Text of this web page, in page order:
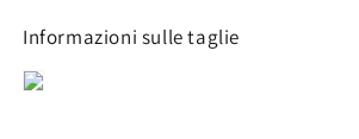
Informazioni sulle taglie